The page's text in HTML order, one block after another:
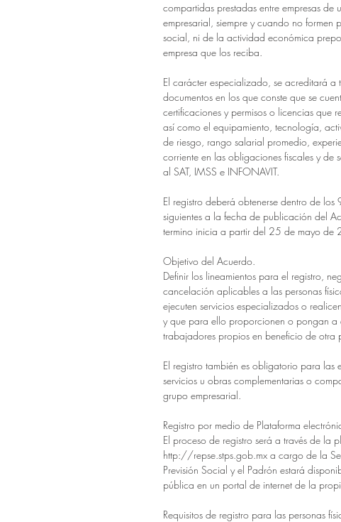
compartidas prestadas entre empresas de
empresarial, siempre y cuando no formen
social, ni de la actividad económica
empresa que los reciba.
El carácter especializado, se acreditará a
documentos en los que conste que se
certificaciones y permisos o licencias que
así como el equipamiento, tecnología,
de riesgo, rango salarial promedio,
corriente en las obligaciones fiscales y de
al SAT, IMSS e INFONAVIT.
El registro deberá obtenerse dentro de los
siguientes a la fecha de publicación del
termino inicia a partir del 25 de mayo de
Objetivo del Acuerdo.
Definir los lineamientos para el registro,
cancelación aplicables a las personas
ejecuten servicios especializados o
y que para ello proporcionen o pongan a
trabajadores propios en beneficio de otra
El registro también es obligatorio para las
servicios u obras complementarias o
grupo empresarial.
Registro por medio de Plataforma
El proceso de registro será a través de la
http://repse.stps.gob.mx a cargo de la
Previsión Social y el Padrón estará
pública en un portal de internet de la
Requisitos de registro para las personas